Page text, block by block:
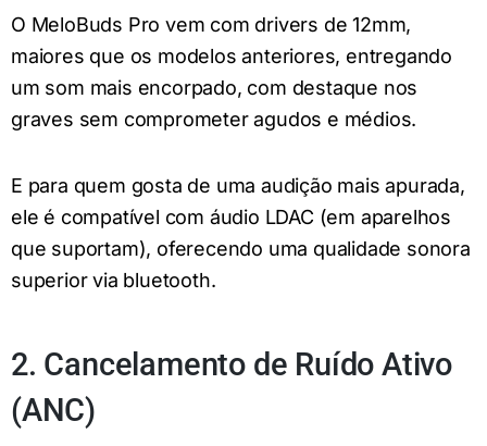
O MeloBuds Pro vem com drivers de 12mm,
maiores que os modelos anteriores, entregando
um som mais encorpado, com destaque nos
graves sem comprometer agudos e médios.
E para quem gosta de uma audição mais apurada,
ele é compatível com áudio LDAC (em aparelhos
que suportam), oferecendo uma qualidade sonora
superior via bluetooth.
2. Cancelamento de Ruído Ativo
(ANC)